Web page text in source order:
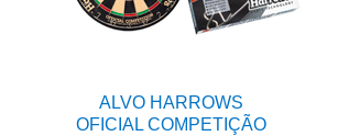
ALVO HARROWS
OFICIAL COMPETIÇÃO